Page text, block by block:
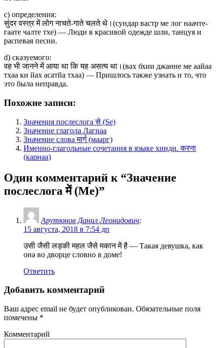
c) определения:
सुंदर वस्त्र में लोग नाचते-गाते चलते थे।(сундар вастр ме лог наачте-
гаате чалте тхе) — Люди в красивой одежде шли, танцуя и
распевая песни.
d) сказуемого:
वह भी जानने में आया था कि यह असत्य था।(вах бхии джанне ме аайаа
тхаа ки йах асатйа тхаа) — Пришлось также узнать и то, что
это была неправда.
Похожие записи:
Значения послеслога से (Se)
Значение глагола Лагнаа
Значение слова मार्ग (маарг)
Именно-глагольные сочетания в языке хинди. करना
(карнаа)
Один комментарий к “Значение
послеслога में (Me)”
Арутюнов Данил Леонидович:
15 августа, 2018 в 7:54 дп
उसी जैसी लड़की महल जैसे मकान में है — Такая девушка, как
она во дворце словно в доме!
Ответить
Добавить комментарий
Ваш адрес email не будет опубликован. Обязательные поля
помечены *
Комментарий